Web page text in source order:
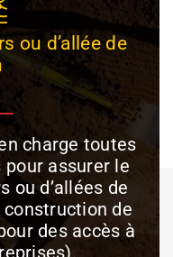
ou d’allée de
charge toutes
assurer le
ou d’allées de
de
des accès à